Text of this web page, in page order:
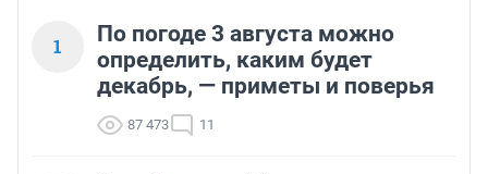
1
По погоде 3 августа можно
определить, каким будет
декабрь, — приметы и поверья
87 473 11